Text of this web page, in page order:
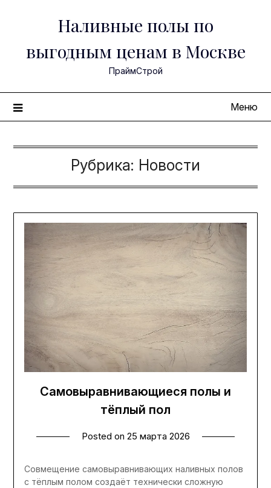
Наливные полы по
выгодным ценам в Москве
ПраймСтрой
Меню
Рубрика: Новости
Самовыравнивающиеся полы и
тёплый пол
Posted on 25 марта 2026
Совмещение самовыравнивающих наливных полов
с тёплым полом создаёт технически сложную